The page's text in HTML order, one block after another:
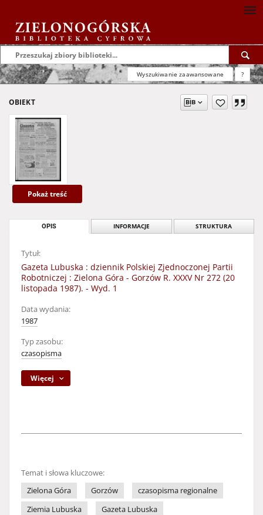
Wyszukiwanie zaawansowane ?
OBIEKT
Pokaż treść
OPIS INFORMACJE STRUKTURA
Tytuł:
Gazeta Lubuska : dziennik Polskiej Zjednoczonej Partii
Robotniczej : Zielona Góra - Gorzów R. XXXV Nr 272 (20
listopada 1987). - Wyd. 1
Data wydania:
1987
Typ zasobu:
czasopisma
Więcej
Temat i słowa kluczowe:
Zielona Góra
Gorzów
czasopisma regionalne
Ziemia Lubuska
Gazeta Lubuska